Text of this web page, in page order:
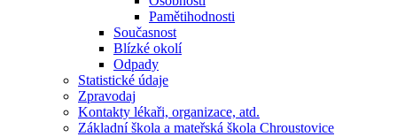
Pamětihodnosti
Současnost
Blízké okolí
Odpady
Statistické údaje
Zpravodaj
Kontakty lékaři, organizace, atd.
Základní škola a mateřská škola Chroustovice